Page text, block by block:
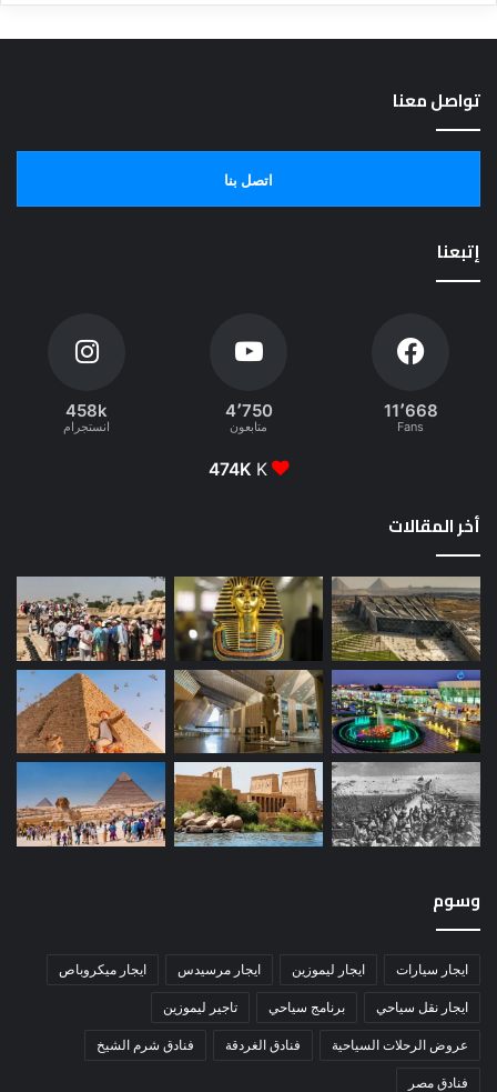
تواصل معنا
اتصل بنا
إتبعنا
11٬668
Fans
4٬750
متابعون
458k
انستجرام
474K K
أخر المقالات
وسوم
ايجار سيارات ايجار ليموزين ايجار مرسيدس ايجار ميكروباص
ايجار نقل سياحي برنامج سياحي تاجير ليموزين
عروض الرحلات السياحية فنادق الغردقة فنادق شرم الشيخ
فنادق مصر